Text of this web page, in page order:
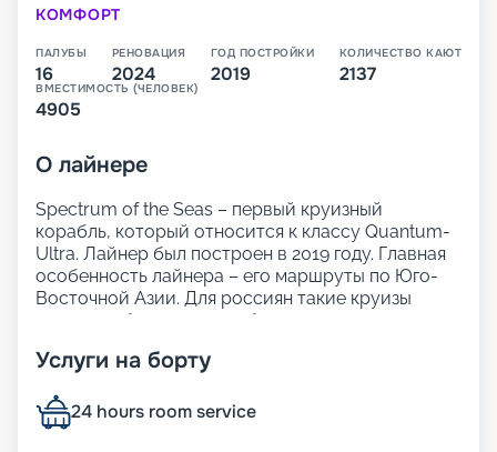
КОМФОРТ
ПАЛУБЫ
16
РЕНОВАЦИЯ
2024
ГОД ПОСТРОЙКИ
2019
КОЛИЧЕСТВО КАЮТ
2137
ВМЕСТИМОСТЬ (ЧЕЛОВЕК)
4905
О лайнере
Spectrum of the Seas – первый круизный
корабль, который относится к классу Quantum-
Ultra. Лайнер был построен в 2019 году. Главная
особенность лайнера – его маршруты по Юго-
Восточной Азии. Для россиян такие круизы
доступны без виз при соблюдении некоторых
регион.
только забронировать круиз навигации 2025 -
2026 по выгодной цене, но и узнать подробнее о
Услуги на борту
24 hours room service